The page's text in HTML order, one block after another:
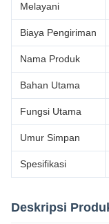
Melayani
Biaya Pengiriman
Nama Produk
Bahan Utama
Fungsi Utama
Umur Simpan
Spesifikasi
Deskripsi